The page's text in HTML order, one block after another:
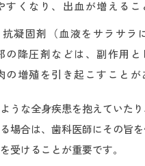
すくなり、出血が増えるこ
凝固剤（血液をサラサラ
の降圧剤などは、副作用と
の増殖を引き起こすことが
うな全身疾患を抱えていた
場合は、歯科医師にその旨
受けることが重要です。